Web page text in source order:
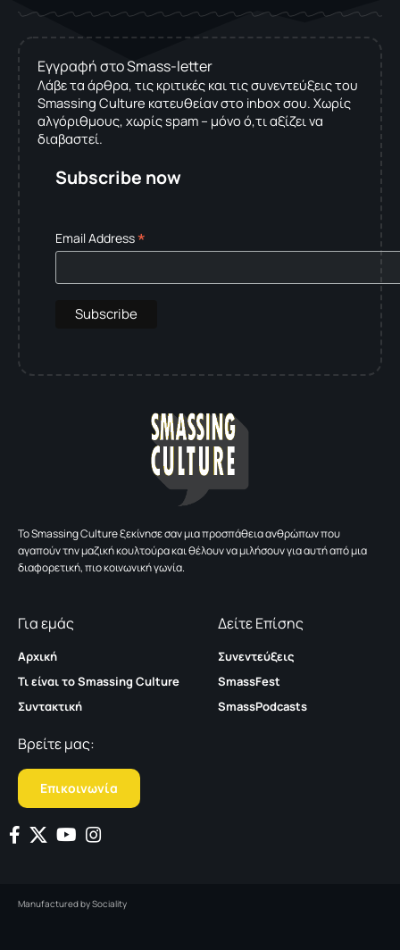
Εγγραφή στο Smass-letter
Λάβε τα άρθρα, τις κριτικές και τις συνεντεύξεις του
Smassing Culture κατευθείαν στο inbox σου. Χωρίς
αλγόριθμους, χωρίς spam – μόνο ό,τι αξίζει να
διαβαστεί.
Subscribe now
Email Address*
To Smassing Culture ξεκίνησε σαν μια προσπάθεια ανθρώπων που
αγαπούν την μαζική κουλτούρα και θέλουν να μιλήσουν για αυτή από μια
διαφορετική, πιο κοινωνική γωνία.
Για εμάς
Αρχική
Τι είναι το Smassing Culture
Συντακτική
Δείτε Επίσης
Συνεντεύξεις
SmassFest
SmassPodcasts
Βρείτε μας:
Επικοινωνία
Manufactured bySociality